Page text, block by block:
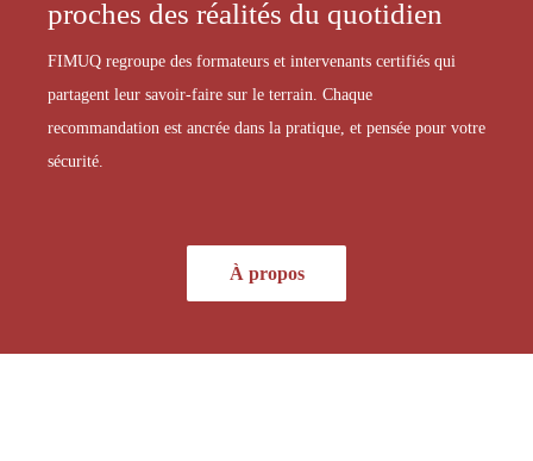
proches des réalités du quotidien
FIMUQ regroupe des formateurs et intervenants certifiés qui
partagent leur savoir-faire sur le terrain. Chaque
recommandation est ancrée dans la pratique, et pensée pour votre
sécurité.
À propos